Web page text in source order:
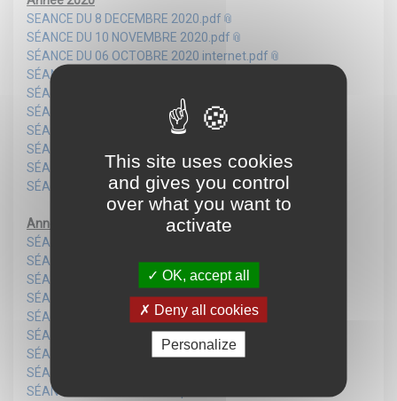
SEANCE DU 8 DECEMBRE 2020.pdf
SÉANCE DU 10 NOVEMBRE 2020.pdf
SÉANCE DU 06 OCTOBRE 2020 internet.pdf
SÉANCE DU 08 SEPTEMBRE 2020 internet.pdf
SÉANCE DU 09 JUILLET 2020.pdf
SÉANCE DU 11 JUIN 2020 internet.pdf
SÉANCE DU 27 MAI 2020 internet.pdf
SÉANCE DU 28 AVRIL 2020.pdf
SÉANCE DU 21 FEVRIER 2020.pdf
SÉANCE DU 10 JANVIER 2020.pdf
Année 2019
SÉANCE DU 10 DECEMBRE 2019.pdf
SÉANCE DU 08 NOVEMBRE 2019.pdf
SÉANCE DU 11 OCTOBRE 2019.pdf
SÉANCE DU 06 SEPTEMBRE 2019.pdf
SÉANCE DU 05 JUILLET 2019.pdf
SÉANCE DU 14 JUIN 2019.pdf
SÉANCE DU 10 MAI 2019 internet.pdf
SÉANCE DU 11 AVRIL 2019.pdf
SÉANCE DU 08 MARS 2019.pdf
This site uses cookies
and gives you control
over what you want to
activate
OK, accept all
Deny all cookies
Personalize